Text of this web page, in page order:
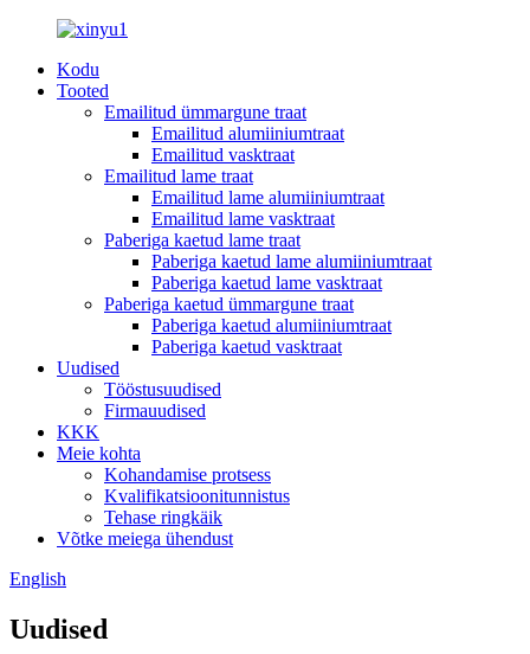
Kodu
Tooted
Emailitud ümmargune traat
Emailitud alumiiniumtraat
Emailitud vasktraat
Emailitud lame traat
Emailitud lame alumiiniumtraat
Emailitud lame vasktraat
Paberiga kaetud lame traat
Paberiga kaetud lame alumiiniumtraat
Paberiga kaetud lame vasktraat
Paberiga kaetud ümmargune traat
Paberiga kaetud alumiiniumtraat
Paberiga kaetud vasktraat
Uudised
Tööstusuudised
Firmauudised
KKK
Meie kohta
Kohandamise protsess
Kvalifikatsioonitunnistus
Tehase ringkäik
Võtke meiega ühendust
English
Uudised